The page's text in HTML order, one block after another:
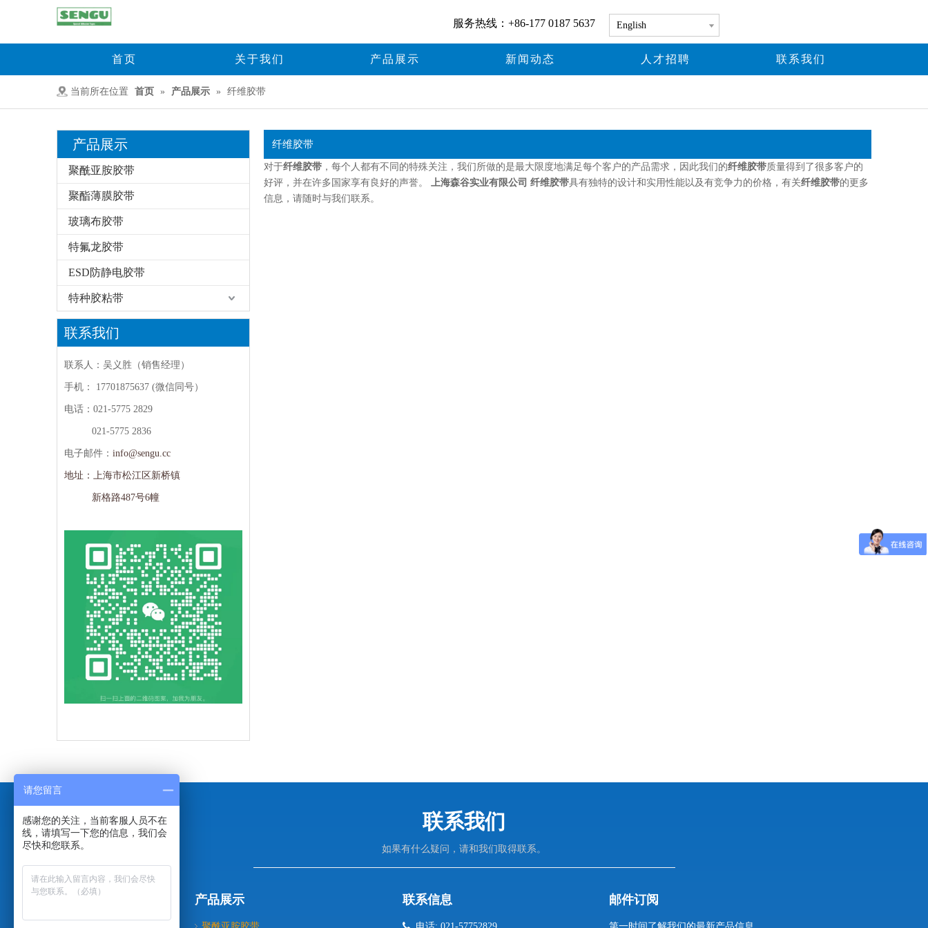
服务热线：+86-177 0187 5637 English
首页 关于我们 产品展示 新闻动态 人才招聘 联系我们
当前所在位置 首页 » 产品展示 » 纤维胶带
产品展示
聚酰亚胺胶带
聚酯薄膜胶带
玻璃布胶带
特氟龙胶带
ESD防静电胶带
特种胶粘带
联系我们
联系人：吴义胜（销售经理）
手机： 17701875637 (微信同号）
电话：021-5775 2829
021-5775 2836
电子邮件： info@sengu.cc
地址：上海市松江区新桥镇
新格路487号6幢
纤维胶带
对于纤维胶带 ，每个人都有不同的特殊关注，我们所做的是最大限度地满足每个客户的产品需求，因此我们的纤维胶带质量得到了很多客户的
好评，并在许多国家享有良好的声誉。 上海森谷实业有限公司 纤维胶带具有独特的设计和实用性能以及有竞争力的价格，有关纤维胶带的更多
信息，请随时与我们联系。
联系我们
如果有什么疑问，请和我们取得联系。
导航分类 产品展示 联系信息

邮件订阅
请您留言
感谢您的关注，当前客服人员不在
线，请填写一下您的信息，我们会
尽快和您联系。